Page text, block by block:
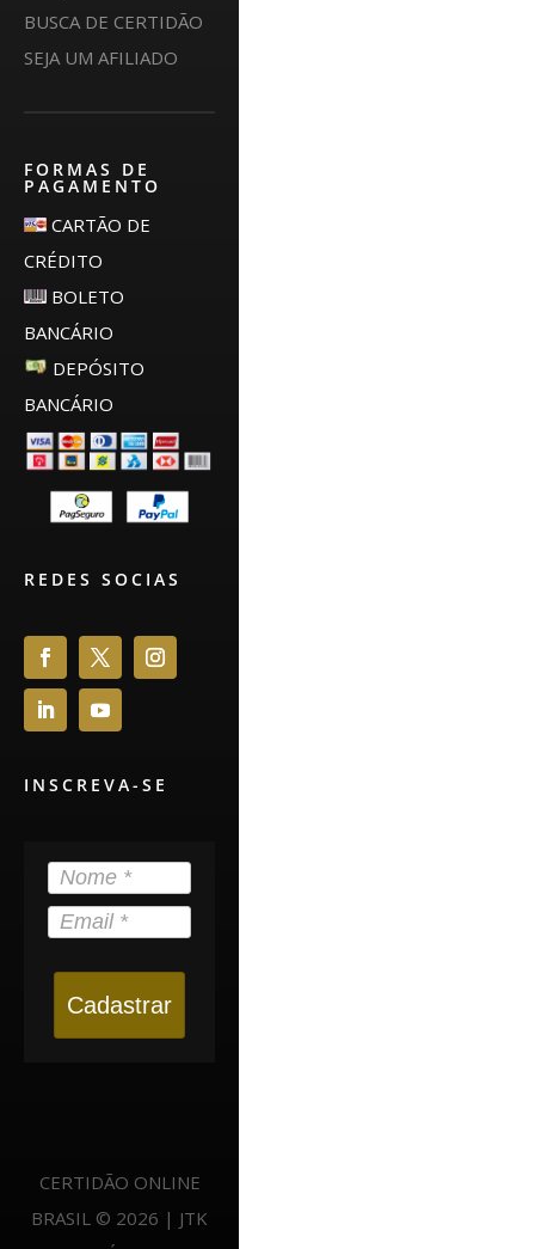
BUSCA DE CERTIDÃO
SEJA UM AFILIADO
FORMAS DE
PAGAMENTO
CARTÃO DE
CRÉDITO
BOLETO
BANCÁRIO
DEPÓSITO
BANCÁRIO
REDES SOCIAS
INSCREVA-SE
Cadastrar
CERTIDÃO ONLINE
BRASIL © 2026 | JTK